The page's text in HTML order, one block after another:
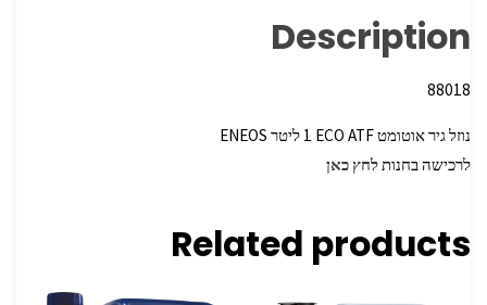
Description
88018
נוזל גיר אוטומט ‏ECO ATF‏ 1 ליטר‏ ENEOS
לרכישה בחנותלחץ כאן
Related products